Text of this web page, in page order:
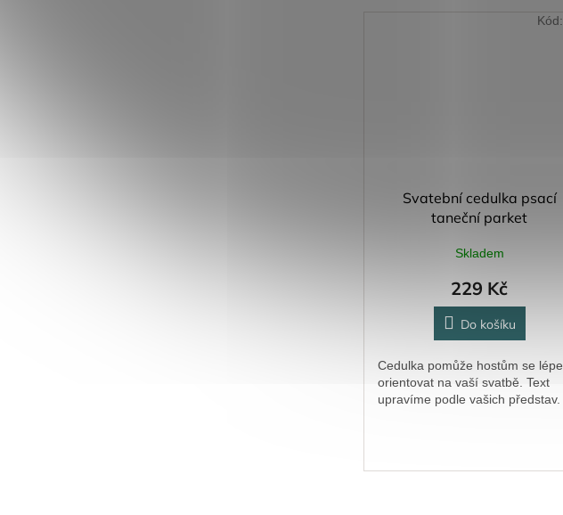
Svatební cedulka psací
taneční parket
Skladem
229 Kč
Do košíku
Cedulka pomůže hostům se lépe
orientovat na vaší svatbě. Text
upravíme podle vašich představ.
Kód: